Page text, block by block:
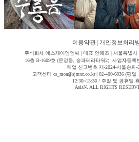
이용약관 개인정보처리
주식회사 에스제이엠엔씨 | 대표 안해조 | 서울특별
16층 B-1609호 (문정동, 송파테라타워2) 사업자등록
매업 신고번호 제-2024-서울송파-
고객센터 cs_moa@sjmnc.co.kr | 02-400-6036 (평
12:30~13:30 / 주말 및 공휴일
AsiaN. ALL RIGHTS